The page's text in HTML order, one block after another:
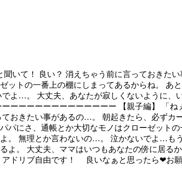
いて！ 良い？ 消えちゃう前に言っておきた
ットの一番上の棚にしまってあるからね。 あ
よ…。 大丈夫、あなたが寂しくないように、
ーーーーーーーーーーーー 【親子編】 「ね
おきたい事があるの…。 朝起きたら、必ずカ
にさ、通帳とか大切なモノはクローゼット
。 無理とか言わないの…。 泣かないでよ…
よ。 大丈夫、ママはいつもあなたの傍に居
ドリブ自由です！ 良いなぁと思ったら❤お願